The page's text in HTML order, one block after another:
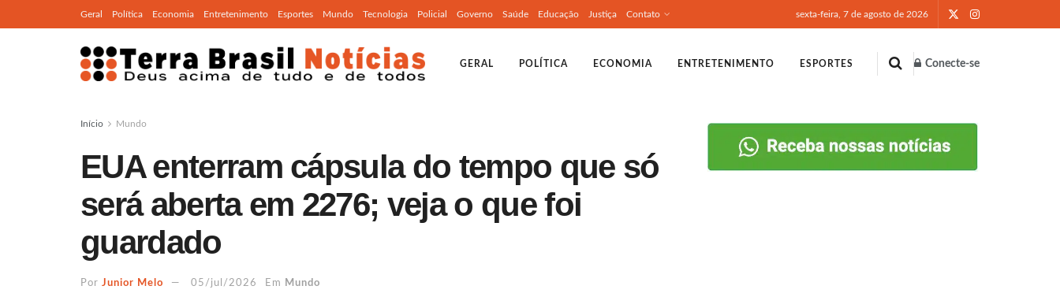
Geral Política Economia Entretenimento Esportes Mundo Tecnologia Policial Governo Saúde Educação Justiça Contato sexta-feira, 7 de agosto de 2026
GERAL POLÍTICA ECONOMIA ENTRETENIMENTO ESPORTES Conecte-se
Início Mundo
EUA enterram cápsula do tempo que só
será aberta em 2276; veja o que foi
guardado
Por Junior Melo 05/jul/2026 Em Mundo